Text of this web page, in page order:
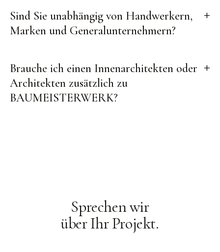
Sind Sie unabhängig von Handwerkern,
Marken und Generalunternehmern?
Brauche ich einen Innenarchitekten oder
Architekten zusätzlich zu
BAUMEISTERWERK?
Sprechen wir
über Ihr Projekt.